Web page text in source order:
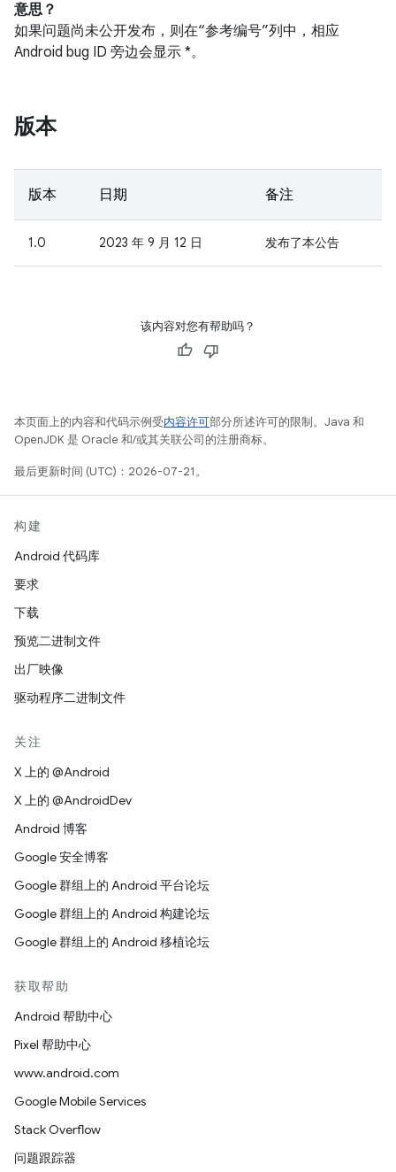
意思？
如果问题尚未公开发布，则在“参考编号”列中，相应
Android bug ID 旁边会显示 *。
版本
版本 日期 备注
1.0 2023 年 9 月 12 日 发布了本公告
该内容对您有帮助吗？
本页面上的内容和代码示例受内容许可部分所述许可的限制。Java 和
OpenJDK 是 Oracle 和/或其关联公司的注册商标。
最后更新时间 (UTC)：2026-07-21。
构建
Android 代码库
要求
下载
预览二进制文件
出厂映像
驱动程序二进制文件
关注
X 上的 @Android
X 上的 @AndroidDev
Android 博客
Google 安全博客
Google 群组上的 Android 平台论坛
Google 群组上的 Android 构建论坛
Google 群组上的 Android 移植论坛
获取帮助
Android 帮助中心
Pixel 帮助中心
www.android.com
Google Mobile Services
Stack Overflow
问题跟踪器